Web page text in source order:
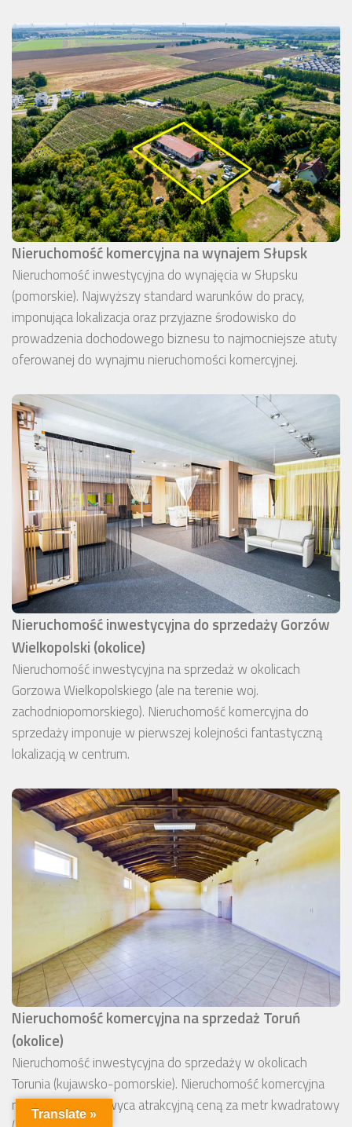
Nieruchomość komercyjna na wynajem Słupsk
Nieruchomość inwestycyjna do wynajęcia w Słupsku
(pomorskie). Najwyższy standard warunków do pracy,
imponująca lokalizacja oraz przyjazne środowisko do
prowadzenia dochodowego biznesu to najmocniejsze atuty
oferowanej do wynajmu nieruchomości komercyjnej.
Nieruchomość inwestycyjna do sprzedaży Gorzów
Wielkopolski (okolice)
Nieruchomość inwestycyjna na sprzedaż w okolicach
Gorzowa Wielkopolskiego (ale na terenie woj.
zachodniopomorskiego). Nieruchomość komercyjna do
sprzedaży imponuje w pierwszej kolejności fantastyczną
lokalizacją w centrum.
Nieruchomość komercyjna na sprzedaż Toruń
(okolice)
Nieruchomość inwestycyjna do sprzedaży w okolicach
Torunia (kujawsko-pomorskie). Nieruchomość komercyjna
na sprzedaż zachwyca atrakcyjną ceną za metr kwadratowy
Translate »